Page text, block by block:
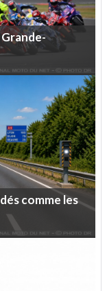
Grande-
commeles